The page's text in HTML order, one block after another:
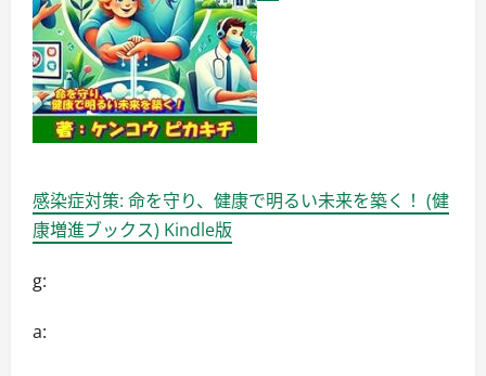
感染症対策: 命を守り、健康で明るい未来を築く！ (健
康増進ブックス) Kindle版
g:
a: